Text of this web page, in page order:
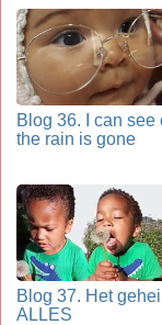
Blog 36. I can
the rain is gone
Blog 37. Het
ALLES